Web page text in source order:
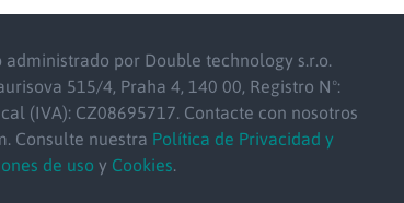
administrado por Double technology s.r.o.
515/4, Praha 4, 140 00, Registro Nº:
(IVA): CZ08695717. Contacte con nosotros
Consulte nuestra Política de Privacidad y
de uso y Cookies.